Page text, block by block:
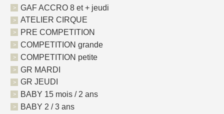
GAF ACCRO 8 et + jeudi
ATELIER CIRQUE
PRE COMPETITION
COMPETITION grande
COMPETITION petite
GR MARDI
GR JEUDI
BABY 15 mois / 2 ans
BABY 2 / 3 ans